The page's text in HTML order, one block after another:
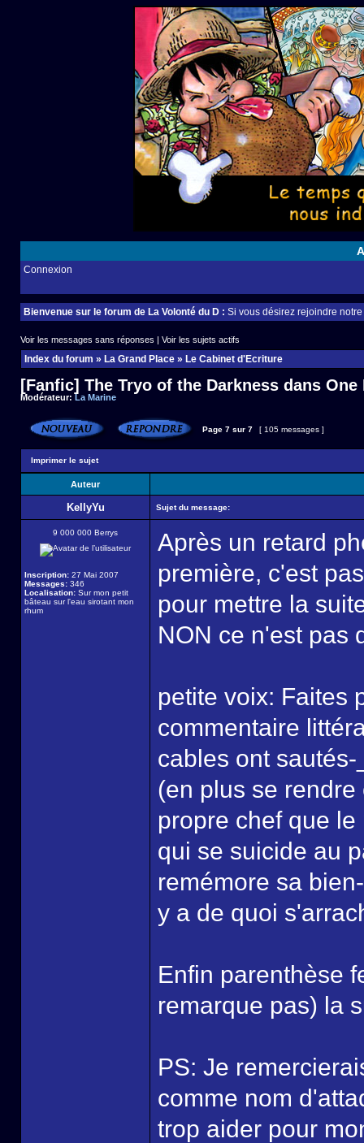
Connexion
Bienvenue sur le forum de La Volonté du D : Si vous désirez rejoindre
Voir les messages sans réponses | Voir les sujets actifs
Index du forum » La Grand Place » Le Cabinet d'Ecriture
[Fanfic] The Tryo of the Darkness dans One
Modérateur:La Marine
Page 7 sur 7 [ 105 messages ]
Imprimer le sujet
Auteur
KellyYu Sujet du message:
9 000 000 Berrys
Inscription: 27 Mai 2007
Messages: 346
Localisation: Sur mon petit
bâteau sur l'eau sirotant mon
rhum
Après un retard
première, c'est
pour mettre la
NON ce n'est pas
petite voix: Faites
commentaire
cables ont sautés-
(en plus se
propre chef que
qui se suicide au
remémore sa
y a de quoi
Enfin parenthèse
remarque pas) la
PS: Je
comme nom
trop aider pour